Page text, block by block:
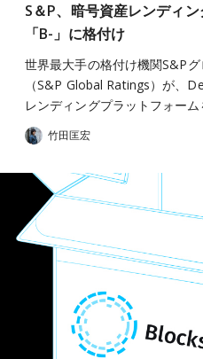
S＆P、暗号資産レンディ
「B-」に格付け
世界最大手の格付け機関S&P
（S&P Global Ratings）が、
レンディングプラットフォー
竹田匡宏